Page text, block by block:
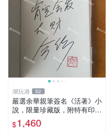
潮玩港 52
嚴選余華親筆簽名《活著》小
說，限量珍藏版，附特有印
章。 活著 小說 簽名書
$1,460